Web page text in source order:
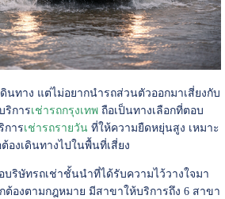
นทาง แต่ไม่อยากนำรถส่วนตัวออกมาเสี่ยงกับ
ริการเช่ารถกรุงเทพถือเป็นทางเลือกที่ตอบ
การเช่ารถรายวันที่ให้ความยืดหยุ่นสูง เหมาะ
งเดินทางไปในพื้นที่เสี่ยง
อบริษัทรถเช่าชั้นนำที่ได้รับความไว้วางใจมา
ต้องตามกฎหมาย มีสาขาให้บริการถึง 6 สาขา